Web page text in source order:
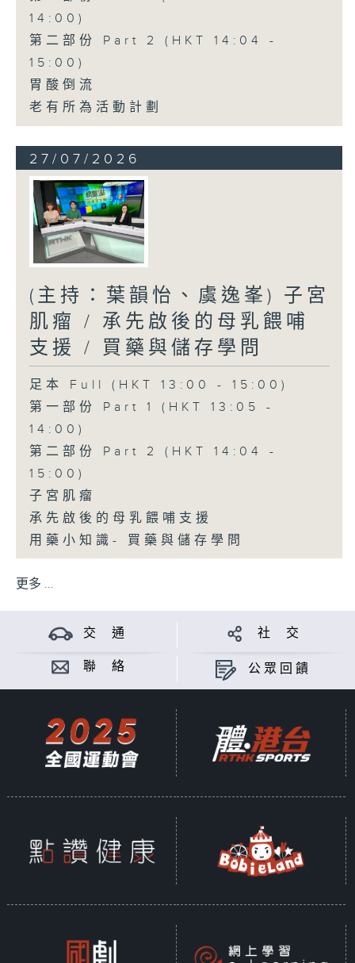
14:00)
第二部份 Part 2 (HKT 14:04 -
15:00)
胃酸倒流
老有所為活動計劃
27/07/2026
(主持：葉韻怡、虞逸峯) 子宮
肌瘤 / 承先啟後的母乳餵哺
支援 / 買藥與儲存學問
足本 Full (HKT 13:00 - 15:00)
第一部份 Part 1 (HKT 13:05 -
14:00)
第二部份 Part 2 (HKT 14:04 -
15:00)
子宮肌瘤
承先啟後的母乳餵哺支援
用藥小知識- 買藥與儲存學問
更多 ...
交 通 社 交
聯 絡 公眾回饋